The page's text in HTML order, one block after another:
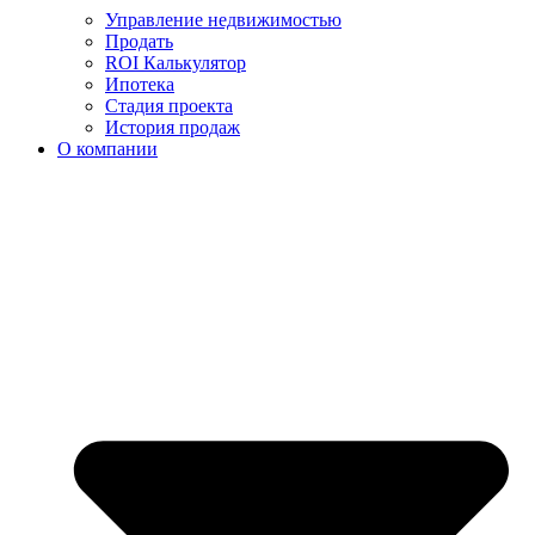
Управление недвижимостью
Продать
ROI Калькулятор
Ипотека
Стадия проекта
История продаж
О компании